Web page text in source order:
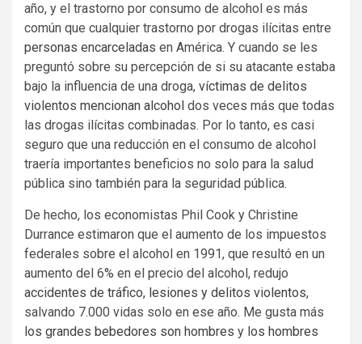
año, y el trastorno por consumo de alcohol es más
común que cualquier trastorno por drogas ilícitas entre
personas encarceladas en América. Y cuando se les
preguntó sobre su percepción de si su atacante estaba
bajo la influencia de una droga, víctimas de delitos
violentos mencionan alcohol dos veces más que todas
las drogas ilícitas combinadas. Por lo tanto, es casi
seguro que una reducción en el consumo de alcohol
traería importantes beneficios no solo para la salud
pública sino también para la seguridad pública.
De hecho, los economistas Phil Cook y Christine
Durrance estimaron que el aumento de los impuestos
federales sobre el alcohol en 1991, que resultó en un
aumento del 6% en el precio del alcohol, redujo
accidentes de tráfico, lesiones y delitos violentos,
salvando 7.000 vidas solo en ese año. Me gusta más
los grandes bebedores son hombres y los hombres